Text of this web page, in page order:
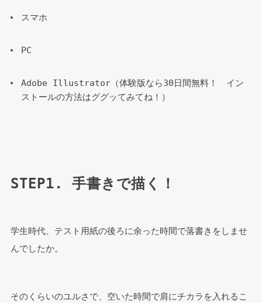
スマホ
PC
Adobe Illustrator（体験版なら30日間無料！　イン
ストールの方法はググッてみてね！）
STEP1. 手書きで描く！
学生時代、テスト用紙の後ろに余った時間で落書きをしませ
んでしたか。
そのくらいのユルさで、空いた時間で肩にチカラを入れるこ